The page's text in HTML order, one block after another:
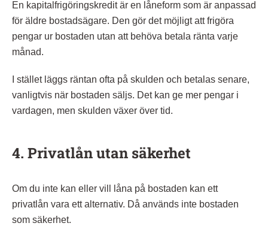
En kapitalfrigöringskredit är en låneform som är anpassad
för äldre bostadsägare. Den gör det möjligt att frigöra
pengar ur bostaden utan att behöva betala ränta varje
månad.
I stället läggs räntan ofta på skulden och betalas senare,
vanligtvis när bostaden säljs. Det kan ge mer pengar i
vardagen, men skulden växer över tid.
4. Privatlån utan säkerhet
Om du inte kan eller vill låna på bostaden kan ett
privatlån vara ett alternativ. Då används inte bostaden
som säkerhet.